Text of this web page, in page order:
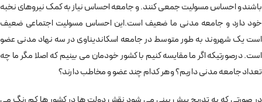
باشند و احساس مسولیت جمعی کنند. و جامعه احساس نیاز به کمک نیروهای نخبه
خود دارد و جامعه مدنی ما ضعیف است.این احساس مسولیت اجتماعی ضعیف
است یک شهروند به طور متوسط در جامعه اسکاندیناوی در سه نهاد مدنی عضو
است. درصورتیکه اگر ما مقایسه کنیم با کشور خودمان می بینیم که اصلا مگر ما چه
تعداد جامعه مدنی داریم؟ و هر کدام چند عضو و مخاطب دارند؟